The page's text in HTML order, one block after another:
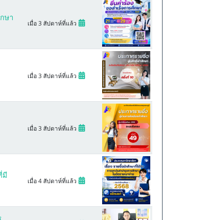
ษา
เมื่อ 3 สัปดาห์ที่แล้ว
เมื่อ 3 สัปดาห์ที่แล้ว
เมื่อ 3 สัปดาห์ที่แล้ว
มี
เมื่อ 4 สัปดาห์ที่แล้ว